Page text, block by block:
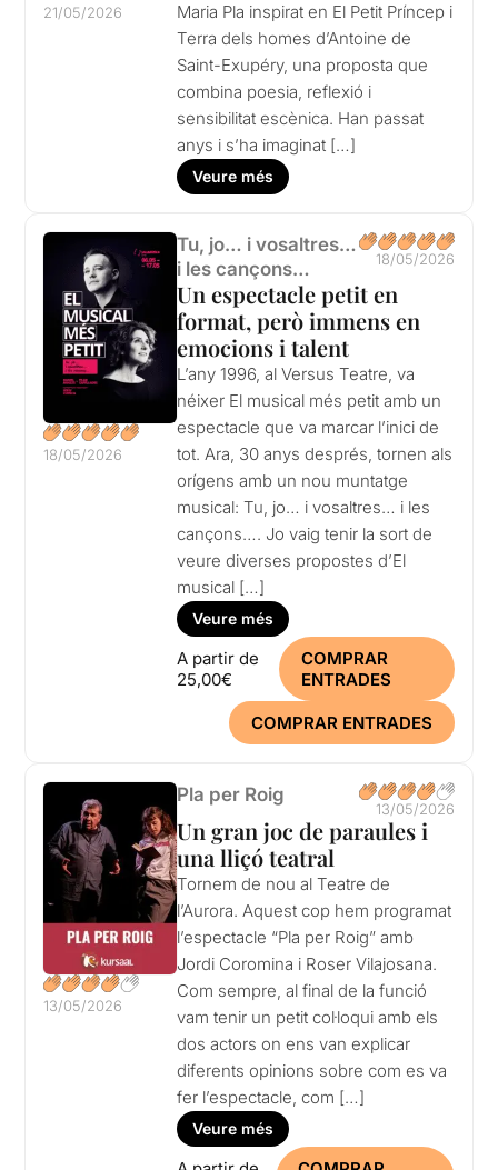
21/05/2026
Maria Pla inspirat en El Petit Príncep i
Terra dels homes d’Antoine de
Saint-Exupéry, una proposta que
combina poesia, reflexió i
sensibilitat escènica. Han passat
anys i s’ha imaginat […]
Veure més
18/05/2026
Tu, jo… i vosaltres…
i les cançons…
18/05/2026
Un espectacle petit en
format, però immens en
emocions i talent
L’any 1996, al Versus Teatre, va
néixer El musical més petit amb un
espectacle que va marcar l’inici de
tot. Ara, 30 anys després, tornen als
orígens amb un nou muntatge
musical: Tu, jo… i vosaltres… i les
cançons…. Jo vaig tenir la sort de
veure diverses propostes d’El
musical […]
Veure més
A partir de
25,00€
COMPRAR
ENTRADES
COMPRAR ENTRADES
13/05/2026
Pla per Roig
13/05/2026
Un gran joc de paraules i
una lliçó teatral
Tornem de nou al Teatre de
l’Aurora. Aquest cop hem programat
l’espectacle “Pla per Roig” amb
Jordi Coromina i Roser Vilajosana.
Com sempre, al final de la funció
vam tenir un petit col·loqui amb els
dos actors on ens van explicar
diferents opinions sobre com es va
fer l’espectacle, com […]
Veure més